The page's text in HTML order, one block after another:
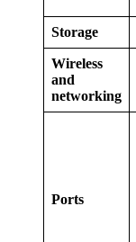
Storage
Wireless
and
networking
Ports